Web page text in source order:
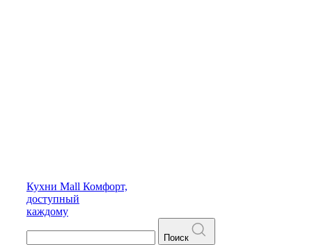
Кухни Mall Комфорт,
доступный
каждому
Поиск